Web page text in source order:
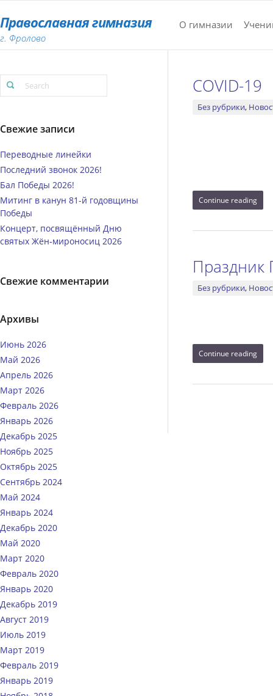
Православная гимназия
г. Фролово
О гимназии
COVID-19
Без рубрики,
Continue reading
Праздник
Без рубрики,
Continue reading
Свежие записи
Переводные линейки
Последний звонок 2026!
Бал Победы 2026!
Митинг в канун 81-й годовщины
Победы
Концерт, посвящённый Дню
святых Жён‑мироносиц 2026
Свежие комментарии
Архивы
Июнь 2026
Май 2026
Апрель 2026
Март 2026
Февраль 2026
Январь 2026
Декабрь 2025
Ноябрь 2025
Октябрь 2025
Сентябрь 2024
Май 2024
Январь 2024
Декабрь 2020
Май 2020
Март 2020
Февраль 2020
Январь 2020
Декабрь 2019
Август 2019
Июль 2019
Март 2019
Февраль 2019
Январь 2019